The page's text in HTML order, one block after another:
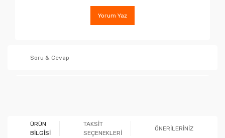
Yorum Yaz
Soru & Cevap
ÜRÜN
BİLGİSİ
TAKSİT
SEÇENEKLERİ
ÖNERİLERİNİZ